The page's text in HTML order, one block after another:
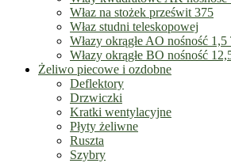
Właz na stożek prześwit 375
Właz studni teleskopowej
Włazy okrągłe AO nośność 1,5
Włazy okrągłe BO nośność
Żeliwo piecowe i ozdobne
Deflektory
Drzwiczki
Kratki wentylacyjne
Płyty żeliwne
Ruszta
Szybry